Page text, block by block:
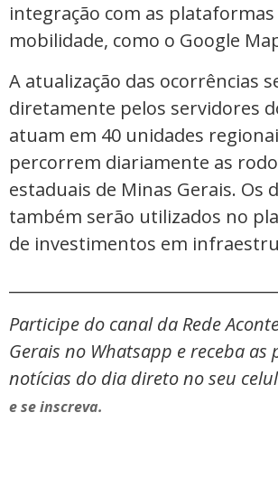
integração com as plataformas
mobilidade, como o Google
A atualização das ocorrências
diretamente pelos servidores
atuam em 40 unidades
percorrem diariamente as
estaduais de Minas Gerais. Os
também serão utilizados no
de investimentos em
Participe do canal da Rede
Gerais no Whatsapp e receba as
notícias do dia direto no seu
e se inscreva.